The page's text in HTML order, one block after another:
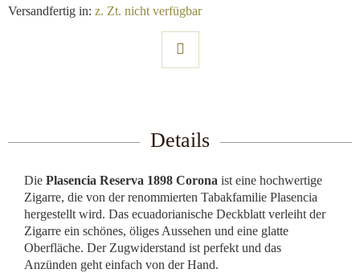
Versandfertig in: z. Zt. nicht verfügbar
Details
Die Plasencia Reserva 1898 Corona ist eine hochwertige
Zigarre, die von der renommierten Tabakfamilie Plasencia
hergestellt wird. Das ecuadorianische Deckblatt verleiht der
Zigarre ein schönes, öliges Aussehen und eine glatte
Oberfläche. Der Zugwiderstand ist perfekt und das
Anzünden geht einfach von der Hand.